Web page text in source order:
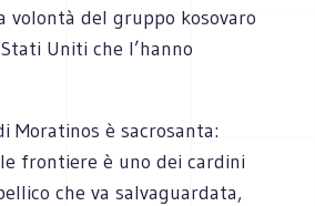
volontà del gruppo kosovaro
Uniti che l’hanno
Moratinos è sacrosanta:
frontiere è uno dei cardini
che va salvaguardata,